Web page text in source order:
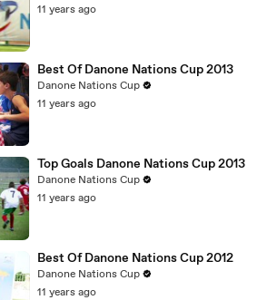
11 years ago
Best Of Danone Nations Cup 2013
Danone Nations Cup
11 years ago
Top Goals Danone Nations Cup 2013
Danone Nations Cup
11 years ago
Best Of Danone Nations Cup 2012
Danone Nations Cup
11 years ago